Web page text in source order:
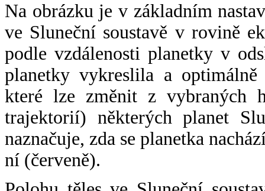
Na obrázku je v základním
ve Sluneční soustavě v rovině
podle vzdálenosti planetky v
planetky vykreslila a
které lze změnit z vybraných
trajektorií) některých planet
naznačuje, zda se planetka
ní (červeně).